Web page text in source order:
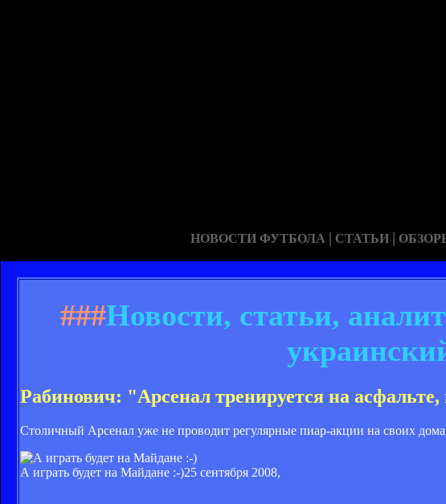
НОВОСТИ ФУТБОЛА | СТАТЬИ |
###Новости, статьи,
Рабинович: "Арсенал тренируется на
Столичный Арсенал уже не проводит регулярные пиар-акции на своих
А играть будет на Майдане :-)25 сентября 2008,